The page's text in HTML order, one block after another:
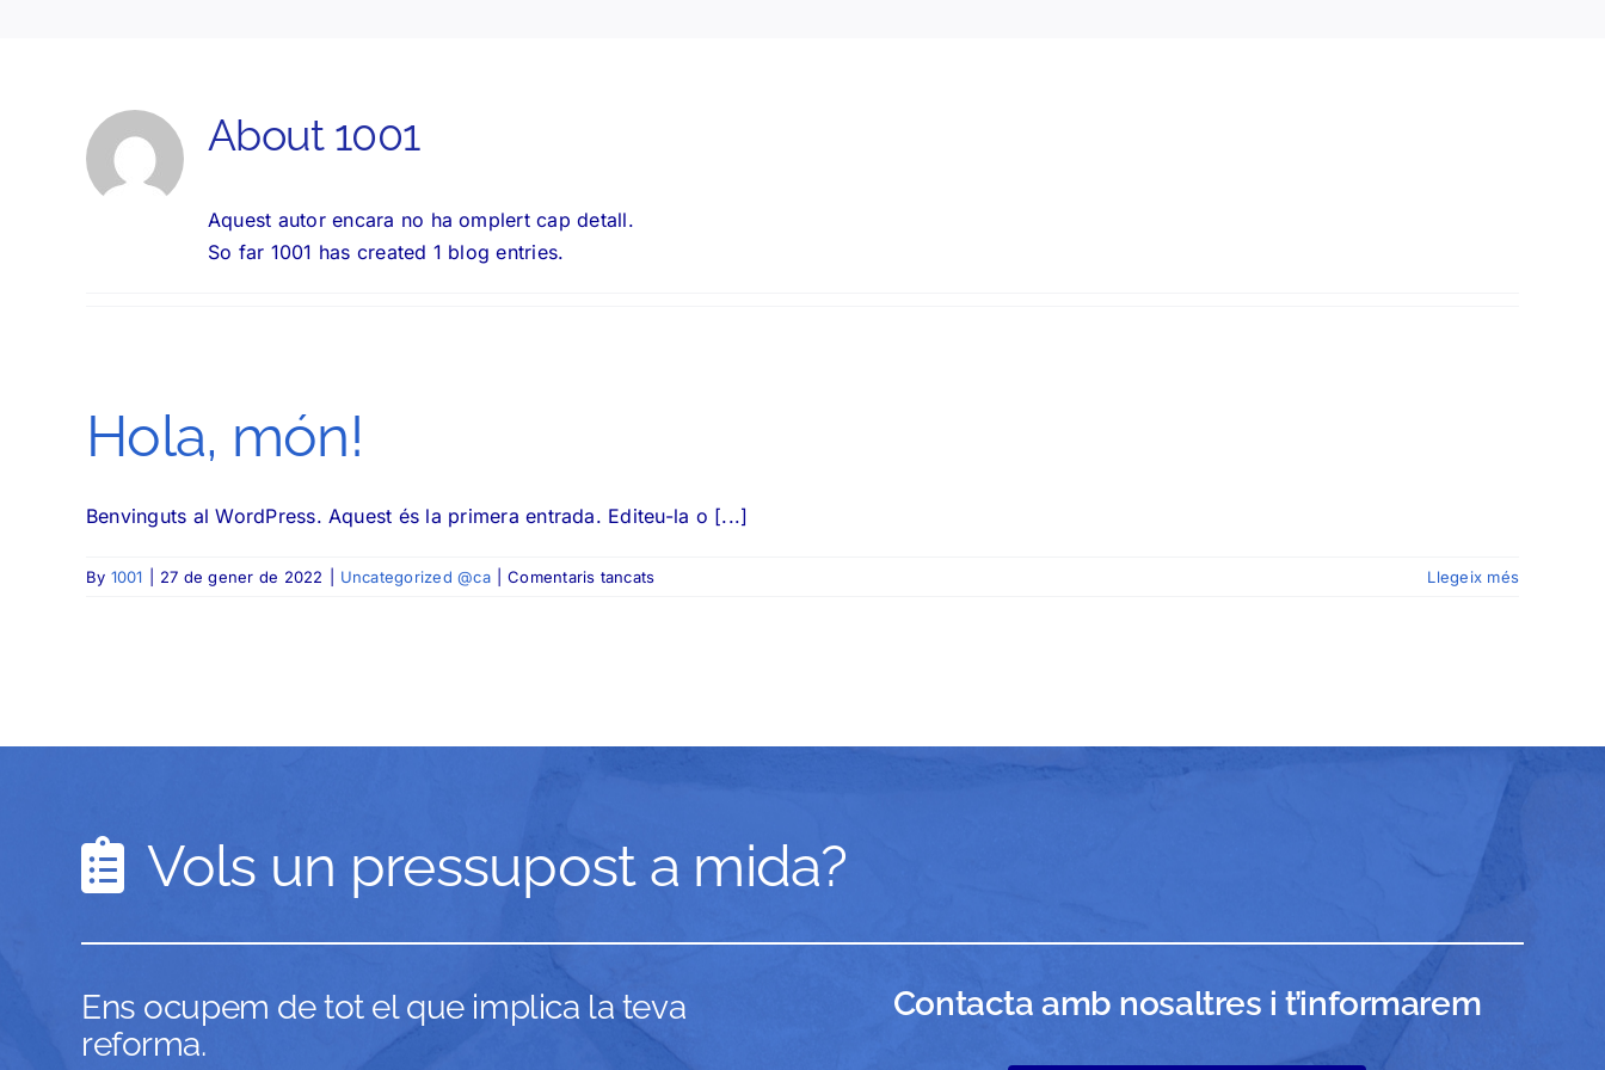
About 1001
Aquest autor encara no ha omplert cap detall.
So far 1001 has created 1 blog entries.
Hola, món!
Benvinguts al WordPress. Aquest és la primera entrada. Editeu-la o [...]
By 1001 27 de gener de 2022 Uncategorized @ca Comentaris tancatsa
Llegeix més
Vols un pressupost a mida?
Ens ocupem de tot el que implica la teva
reforma.
Contacta amb nosaltres i t’informarem